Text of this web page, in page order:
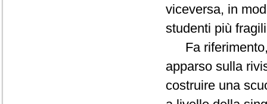
viceversa, in
studenti più
Fa riferimento,
apparso sulla
costruire una